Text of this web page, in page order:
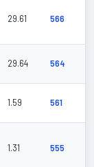
29.61 566
29.64 564
1.59 561
1.31 555